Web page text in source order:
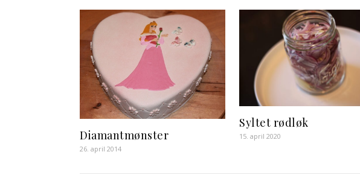
Diamantmønster
26. april 2014
Syltet rødløk
15. april 2020